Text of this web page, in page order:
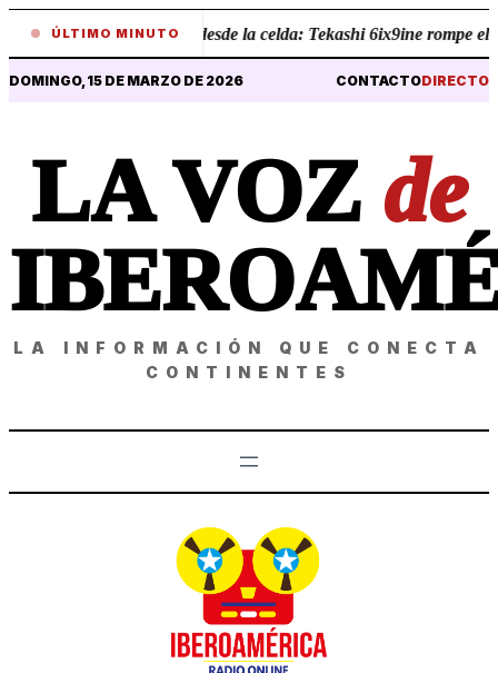
ÚLTIMO MINUTO
• Revelaciones desde la celda: Tekashi 6ix9ine rompe el
DOMINGO, 15 DE MARZO DE 2026 CONTACTODIRECTO
LA VOZ de
LA INFORMACIÓN QUE CONECTA
CONTINENTES